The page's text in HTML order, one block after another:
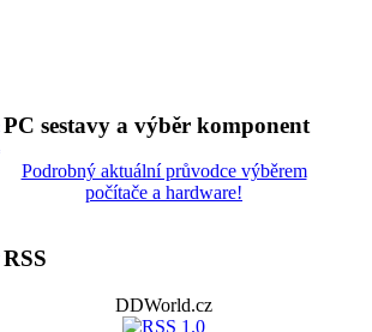
PC sestavy a výběr komponent
Podrobný aktuální průvodce výběrem
počítače a hardware!
RSS
DDWorld.cz